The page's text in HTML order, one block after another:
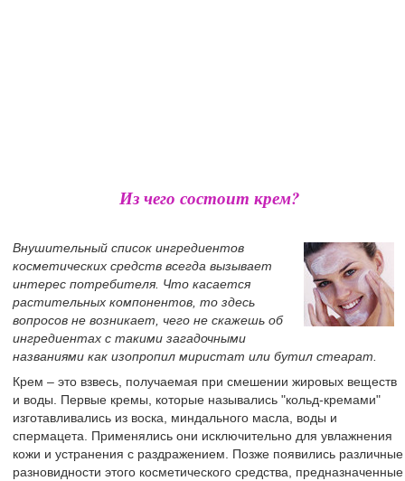
Из чего состоит крем?
Внушительный список ингредиентов
косметических средств всегда вызывает
интерес потребителя. Что касается
растительных компонентов, то здесь
вопросов не возникает, чего не скажешь об
ингредиентах с такими загадочными
названиями как изопропил миристат или бутил стеарат.
Крем – это взвесь, получаемая при смешении жировых веществ
и воды. Первые кремы, которые назывались "кольд-кремами"
изготавливались из воска, миндального масла, воды и
спермацета. Применялись они исключительно для увлажнения
кожи и устранения с раздражением. Позже появились различные
разновидности этого косметического средства, предназначенные